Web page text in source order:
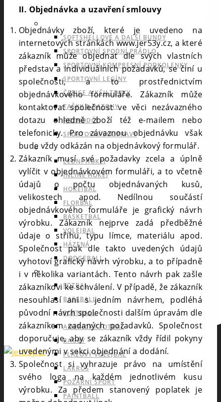
SOFTSHELLOVÉ A DALŠÍ BUNDY
SPORTOVNÍ SPODNÍ PRÁDLO
SPORTOVNÍ KOMPRESNÍ PODKOLENKY
SPORTOVNÍ LEGÍNY
ČEPICE A KŠILTOVKY
TAŠKY A BATOHY
ROZHODČÍ
SPORTOVNÍ SOUPRAVY
INDOOROVÉ TÝMOVÉ SPORTY
LEDNÍ HOKEJ
INLINE HOKEJ
HOKEJBAL
FLORBAL
BASKETBAL
VOLEJBAL
HÁZENÁ
DODGEBALL
OUTDOOROVÉ TÝMOVÉ SPORTY
FOTBAL
BASEBALL
SOFTBALL
AMERICKÝ FOTBAL
RAGBY
PLÁŽOVÝ VOLEJBAL
LAKROS
POŽÁRNÍ SPORT
PAINTBALL
II. Objednávka a uzavření smlouvy
Objednávky zboží, které je uvedeno na
internetových stránkách www.jer53y.cz, a které
zákazník může objednat dle svých vlastních
představ a individuálních požadavků, se činí u
společnosti, a to prostřednictvím
objednávkového formuláře. Zákazník může
kontaktovat společnost ve věci nezávazného
dotazu ohledně zboží též e-mailem nebo
telefonicky. Pro závaznou objednávku však
bude vždy odkázán na objednávkový formulář.
Zákazník musí své požadavky zcela a úplně
vylíčit v objednávkovém formuláři, a to včetně
údajů o počtu objednávaných kusů,
velikostech apod. Nedílnou součástí
objednávkového formuláře je grafický návrh
výrobku. Zákazník nejprve zadá předběžné
údaje o střihu, typu límce, materiálu apod.
Společnost pak dle takto uvedených údajů
vyhotoví grafický návrh výrobku, a to případně
i v několika variantách. Tento návrh pak zašle
zákazníkovi ke schválení. V případě, že zákazník
nesouhlasí ani s jedním návrhem, podléhá
původní návrh společnosti dalším úpravám dle
zákazníkem zadaných požadavků. Společnost
doporučuje, aby se zákazník vždy řídil pokyny
uvedenými v sekci objednání a dodání.
Společnost si vyhrazuje právo na umístění
svého loga na každém jednotlivém kusu
výrobku. Za předem stanovený poplatek je